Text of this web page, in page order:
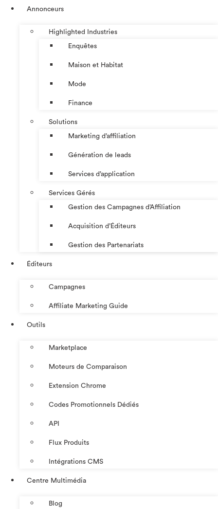
Annonceurs
Highlighted Industries
Enquêtes
Maison et Habitat
Mode
Finance
Solutions
Marketing d’affiliation
Génération de leads
Services d’application
Services Gérés
Gestion des Campagnes d’Affiliation​
Acquisition d’Éditeurs
Gestion des Partenariats
Éditeurs
Campagnes
Affiliate Marketing Guide
Outils
Marketplace
Moteurs de Comparaison
Extension Chrome
Codes Promotionnels Dédiés
API
Flux Produits
Intégrations CMS
Centre Multimédia
Blog